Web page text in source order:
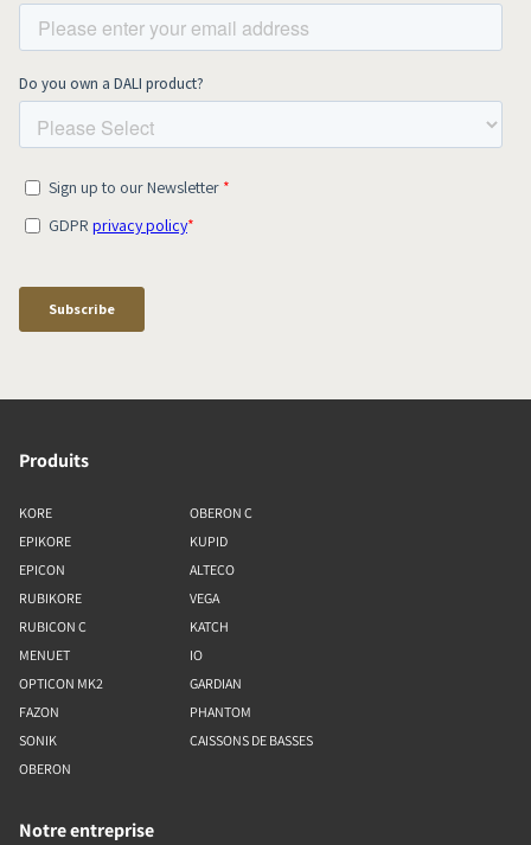
Produits
KORE
EPIKORE
EPICON
RUBIKORE
RUBICON C
MENUET
OPTICON MK2
FAZON
SONIK
OBERON
OBERON C
KUPID
ALTECO
VEGA
KATCH
IO
GARDIAN
PHANTOM
CAISSONS DE BASSES
Notre entreprise